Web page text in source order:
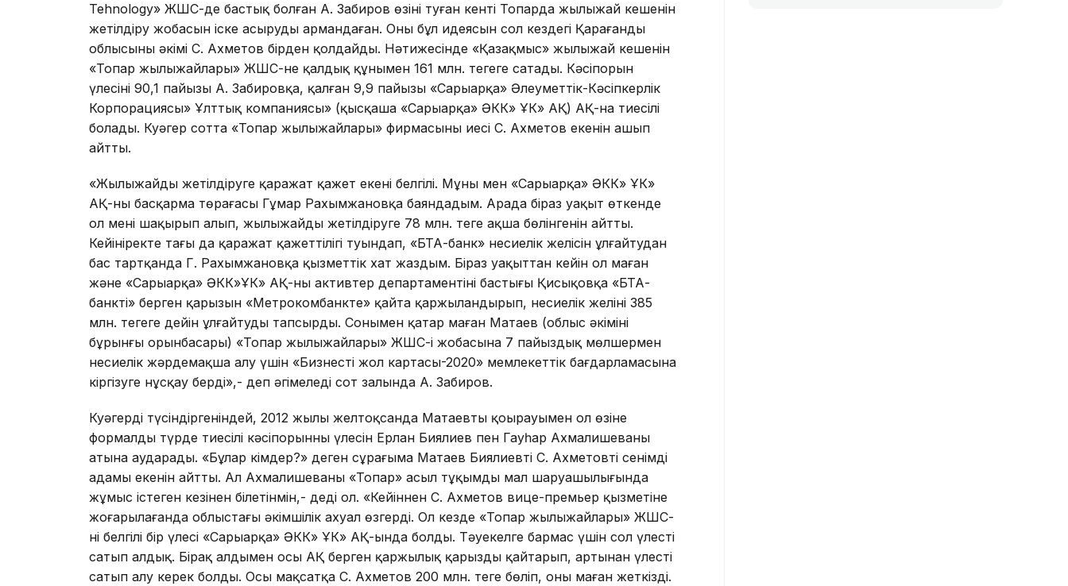
Tehnology» ЖШС-де бастық болған А. Забиров өзінің туған кенті Топарда жылыжай кешенін
жетілдіру жобасын іске асыруды армандаған. Оның бұл идеясын сол кездегі Қарағанды
облысының әкімі С. Ахметов бірден қолдайды. Нәтижесінде «Қазақмыс» жылыжай кешенін
«Топар жылыжайлары» ЖШС-не қалдық құнымен 161 млн. теңгеге сатады. Кәсіпорын
үлесінің 90,1 пайызы А. Забировқа, қалған 9,9 пайызы «Сарыарқа» Әлеуметтік-Кәсіпкерлік
Корпорациясы» Ұлттық компаниясы» (қысқаша «Сарыарқа» ӘКК» ҰК» АҚ) АҚ-на тиесілі
болады. Куәгер сотта «Топар жылыжайлары» фирмасының иесі С. Ахметов екенін ашып
айтты.
«Жылыжайды жетілдіруге қаражат қажет екені белгілі. Мұны мен «Сарыарқа» ӘКК» ҰК»
АҚ-ның басқарма төрағасы Гұмар Рахымжановқа баяндадым. Арада біраз уақыт өткенде
ол мені шақырып алып, жылыжайды жетілдіруге 78 млн. теңге ақша бөлінгенін айтты.
Кейініректе тағы да қаражат қажеттілігі туындап, «БТА-банк» несиелік желісін ұлғайтудан
бас тартқанда Г. Рахымжановқа қызметтік хат жаздым. Біраз уақыттан кейін ол маған
және «Сарыарқа» ӘКК»ҰК» АҚ-ның активтер департаментінің бастығы Қисықовқа «БТА-
банктің» берген қарызын «Метрокомбанкте» қайта қаржыландырып, несиелік желіні 385
млн. теңгеге дейін ұлғайтуды тапсырды. Сонымен қатар маған Матаев (облыс әкімінің
бұрынғы орынбасары) «Топар жылыжайлары» ЖШС-і жобасына 7 пайыздық мөлшермен
несиелік жәрдемақша алу үшін «Бизнестің жол картасы-2020» мемлекеттік бағдарламасына
кіргізуге нұсқау берді»,- деп әңгімеледі сот залында А. Забиров.
Куәгердің түсіндіргеніндей, 2012 жылы желтоқсанда Матаевтың қоңырауымен ол өзіне
формалды түрде тиесілі кәсіпорынның үлесін Ерлан Биялиев пен Гауһар Ахмалишеваның
атына аударады. «Бұлар кімдер?» деген сұрағыма Матаев Биялиевтің С. Ахметовтің сенімді
адамы екенін айтты. Ал Ахмалишеваны «Топар» асыл тұқымды мал шаруашылығында
жұмыс істеген кезінен білетінмін,- деді ол. «Кейіннен С. Ахметов вице-премьер қызметіне
жоғарылағанда облыстағы әкімшілік ахуал өзгерді. Ол кезде «Топар жылыжайлары» ЖШС-
нің белгілі бір үлесі «Сарыарқа» ӘКК» ҰК» АҚ-ында болды. Тәуекелге бармас үшін сол үлесті
сатып алдық. Бірақ алдымен осы АҚ берген қаржылық қарызды қайтарып, артынан үлесті
сатып алу керек болды. Осы мақсатқа С. Ахметов 200 млн. теңге бөліп, оны маған жеткізді.